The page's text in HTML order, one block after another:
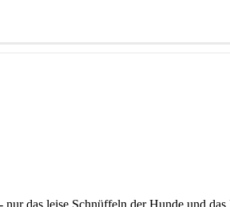
das leise Schnüffeln der Hunde und